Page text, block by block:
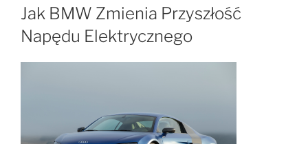
W
Jak BMW Zmienia Przyszłość
Napędu Elektrycznego